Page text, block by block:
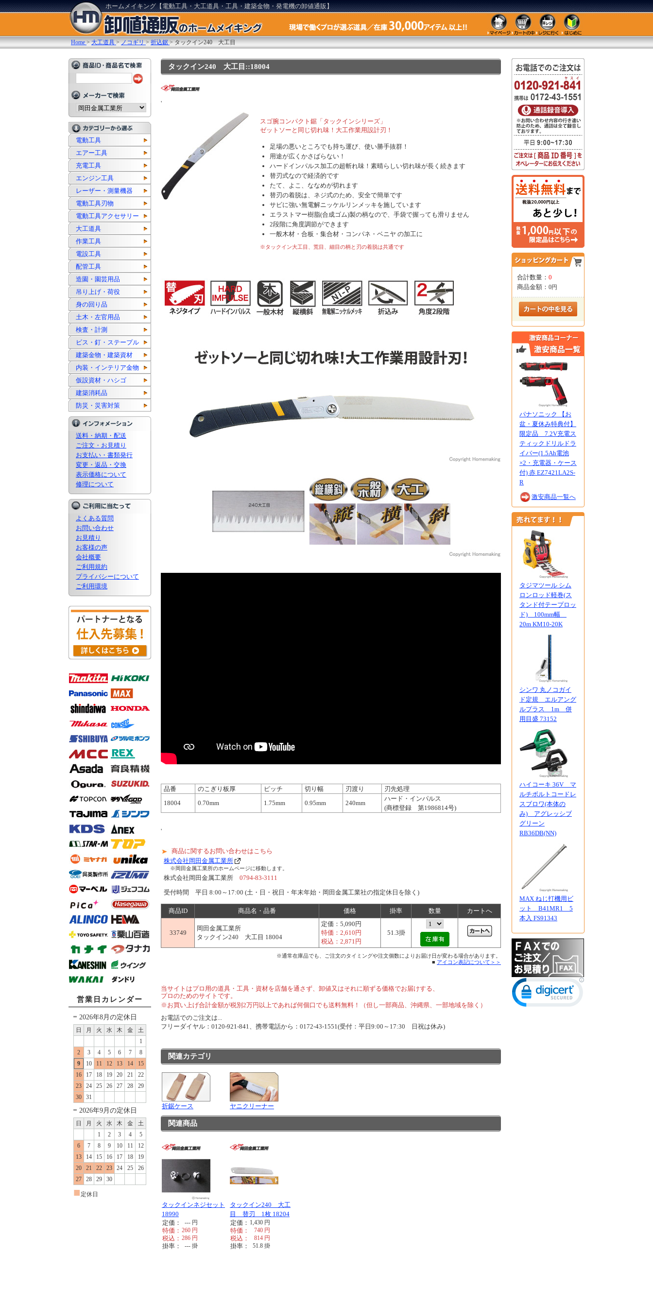
ホームメイキング【電動工具・大工道具・工具・建築金物・発電機の卸値通販】
Home >大工道具 >ノコギリ >折込鋸 >タックイン240 大工目
電動工具
エアー工具
充電工具
エンジン工具
レーザー・測量機器
電動工具刃物
電動工具アクセサリー
大工道具
作業工具
電設工具
配管工具
造園・園芸用品
吊り上げ・荷役
身の回り品
土木・左官用品
検査・計測
ビス・釘・ステープル
建築金物・建築資材
内装・インテリア金物
仮設資材・ハシゴ
建築消耗品
防災・災害対策
送料・納期・配送
ご注文・お見積り
お支払い・書類発行
変更・返品・交換
表示価格について
修理について
よくある質問
お問い合わせ
お見積り
お客様の声
会社概要
ご利用規約
プライバシーについて
ご利用環境
営業日カレンダー
2026年8月の定休日
日 月 火 水 木 金
土
1
2
3 4 5 6 7
8
9
10 11 12 13 14
15
16
17 18 19 20 21
22
23
24 25 26 27 28
29
30
31
2026年9月の定休日
日 月 火 水 木 金
土
1
2 3 4
5
6
7 8 9 10 11
12
13
14 15 16 17 18
19
20
21 22 23 24 25
26
27
28 29 30
■ 定休日
タックイン240 大工目::18004
'
スゴ腕コンパクト鋸「タックインシリーズ」
ゼットソーと同じ切れ味！大工作業用設計刃！
足場の悪いところでも持ち運び、使い勝手抜群！
用途が広くかさばらない！
ハードインパルス加工の超斬れ味！素晴らしい切れ味が長く続きます
替刃式なので経済的です
たて、よこ、ななめが切れます
替刃の着脱は、ネジ式のため、安全で簡単です
サビに強い無電解ニッケルリンメッキを施しています
エラストマー樹脂(合成ゴム)製の柄なので、手袋で握っても滑りません
2段階に角度調節ができます
一般木材・合板・集合材・コンパネ・ベニヤ の加工に
※タックイン大工目、荒目、細目の柄と刃の着脱は共通です
品番 のこぎり板厚 ピッチ 切り幅 刃渡り
刃先処理
18004
0.70mm 1.75mm 0.95mm 240mm
ハード・インパルス
(商標登録 第1986814号)
'
商品に関するお問い合わせはこちら
株式会社岡田金属工業所
※岡田金属工業所のホームページに移動します。
株式会社岡田金属工業所 0794-83-3111
受付時間 平日 8:00～17:00 (土・日・祝日・年末年始・岡田金属工業社の指定休日を除く)
商品ID 商品名・品番 価格 掛率 数量 カートへ
33749
岡田金属工業所
タックイン240 大工目 18004
定価： 5,090円
特価： 2,610円
税込： 2,871円
51.3掛
※通常在庫品でも、ご注文のタイミングや注文個数によりお届け日が変わる場合があります。
■ アイコン表記について＞＞
当サイトはプロ用の道具・工具・資材を店舗を通さず、卸値又はそれに順ずる価格でお届けする、
プロのためのサイトです。
※お買い上げ合計金額が税別2万円以上であれば何個口でも送料無料！（但し一部商品、沖縄県、一部地域を除く）
お電話でのご注文は...
フリーダイヤル：0120-921-841、携帯電話から：0172-43-1551(受付：平日9:00～17:30 日祝は休み)
関連カテゴリ
折鋸ケース ヤニクリーナー
関連商品
タックインネジセット
18990
定価：
--- 円
特価： 260 円
税込： 286 円
掛率： --- 掛
タックイン240 大工
目 替刃 1枚 18204
定価： 1,430 円
特価： 740 円
税込： 814 円
掛率： 51.8 掛
合計数量： 0
商品金額： 0円
パナソニック 【お
盆・夏休み特典付】
限定品 7.2V充電ス
ティックドリルドラ
イバー(1.5Ah電池
×2・充電器・ケース
付) 赤 EZ7421LA2S-
R
激安商品一覧へ
タジマツール シム
ロンロッド軽巻(ス
タンド付テープロッ
ド) 100mm幅
20m KM10-20K
シンワ 丸ノコガイ
ド定規 エルアング
ルプラス 1m 併
用目盛 73152
ハイコーキ 36V マ
ルチボルトコードレ
スブロワ(本体の
み) アグレッシブ
グリーン
RB36DB(NN)
MAX ねじ打機用ビ
ット B41MR1 5
本入 FS91343